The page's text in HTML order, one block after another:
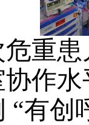
重
作
“有创